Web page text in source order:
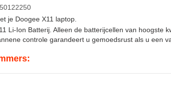
je Doogee X11 laptop.
Li-Ion Batterij. Alleen de batterijcellen van hoogste
controle garandeert u gemoedsrust als u een